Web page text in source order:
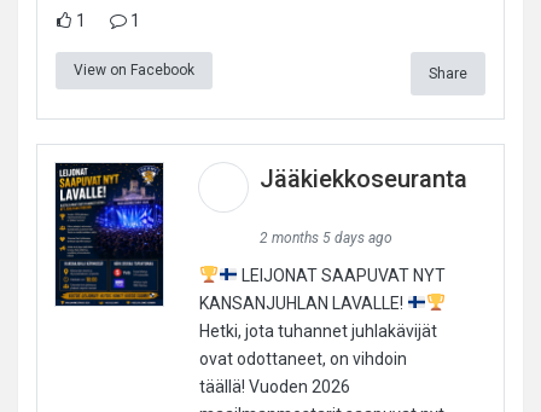
1 1
View on Facebook Share
Jääkiekkoseuranta
2 months 5 days ago
LEIJONAT SAAPUVAT NYT
KANSANJUHLAN LAVALLE!
Hetki, jota tuhannet juhlakävijät
ovat odottaneet, on vihdoin
täällä! Vuoden 2026